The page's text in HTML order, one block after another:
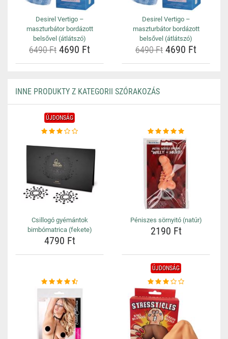
Desirel Vertigo –
maszturbátor bordázott
belsővel (átlátszó)
6490 Ft 4690 Ft
Desirel Vertigo –
maszturbátor bordázott
belsővel (átlátszó)
6490 Ft 4690 Ft
INNE PRODUKTY Z KATEGORII SZÓRAKOZÁS
ÚJDONSÁG
Csillogó gyémántok
bimbómatrica (fekete)
4790 Ft
Péniszes sörnyitó (natúr)
2190 Ft
ÚJDONSÁG